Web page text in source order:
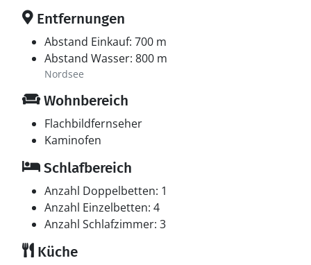
Entfernungen
Abstand Einkauf: 700 m
Abstand Wasser: 800 m
Nordsee
Wohnbereich
Flachbildfernseher
Kaminofen
Schlafbereich
Anzahl Doppelbetten: 1
Anzahl Einzelbetten: 4
Anzahl Schlafzimmer: 3
Küche